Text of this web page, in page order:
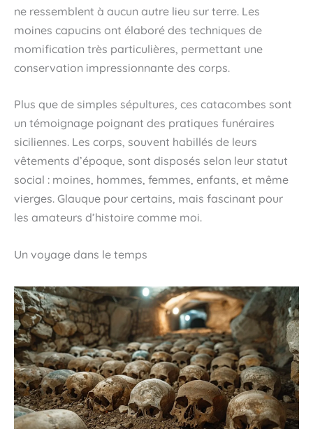
ne ressemblent à aucun autre lieu sur terre. Les
moines capucins ont élaboré des techniques de
momification très particulières, permettant une
conservation impressionnante des corps.
Plus que de simples sépultures, ces catacombes sont
un témoignage poignant des pratiques funéraires
siciliennes. Les corps, souvent habillés de leurs
vêtements d’époque, sont disposés selon leur statut
social : moines, hommes, femmes, enfants, et même
vierges. Glauque pour certains, mais fascinant pour
les amateurs d’histoire comme moi.
Un voyage dans le temps